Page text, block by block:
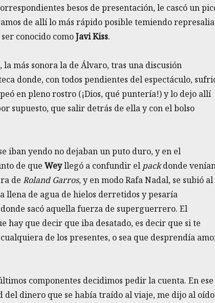
besos de presentación, le cascó un
de allí lo más rápido posible temiendo
ser conocido comoJavi Kiss.
más sonora la de Álvaro, tras una discusión
donde, con todos pendientes del espectáculo,
en pleno rostro (¡Dios, qué puntería!) y lo dejo allí
supuesto, que salir detrás de ella y con el bolso
iban yendo no dejaban un puto duro, y en el
de queWeyllegó a confundir el packdonde
deRoland Garros, y en modo Rafa Nadal, se subió al
llena de agua de hielos derretidos y pesaría
sacó aquella fuerza de superguerrero. El
hay que decir que iba desatado, es decir que si te
de los presentes, o sea que desprendía
componentes decidimos pedir la cuenta. En ese
del dinero que se había traído al viaje, me dijo al